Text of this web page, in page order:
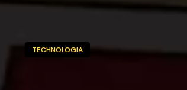
TECHNOLOGIA